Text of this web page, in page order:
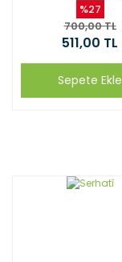
%27
700,00 TL
511,00 TL
Sepete Ekle